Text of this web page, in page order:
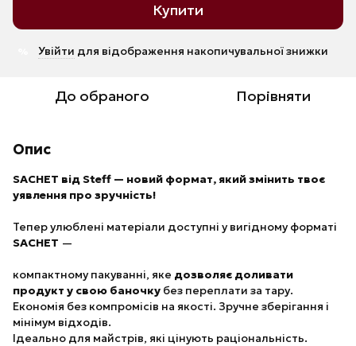
Купити
Увійти для відображення накопичувальної знижки
До обраного Порівняти
Опис
SACHET від Steff — новий формат, який змінить твоє
уявлення про зручність!
Тепер улюблені матеріали доступні у вигідному форматі
SACHET —
компактному пакуванні, яке дозволяє доливати
продукт у свою баночку без переплати за тару.
Економія без компромісів на якості. Зручне зберігання і
мінімум відходів.
Ідеально для майстрів, які цінують раціональність.